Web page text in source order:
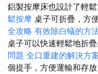
鋁製按摩床也設計了輕
鬆按摩 桌子可折疊，方
全攻略 有效除白蟻的方
桌子可以快速輕鬆地折
問題 全口重建的解決方
個提手，方便運輸和存